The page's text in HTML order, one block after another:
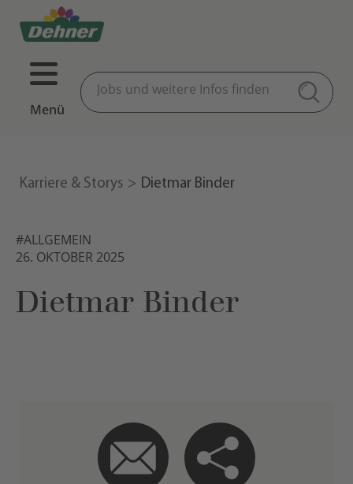
Menü
Karriere & Storys Dietmar Binder
#ALLGEMEIN
26. OKTOBER 2025
Dietmar Binder